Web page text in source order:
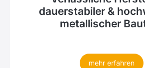
dauerstabiler &
metallischer
mehr erfahren